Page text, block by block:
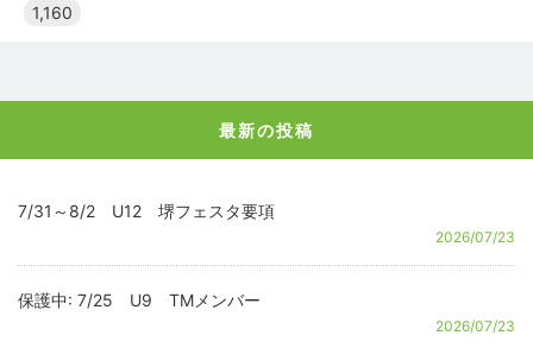
1,160
最新の投稿
7/31～8/2 U12 堺フェスタ要項
2026/07/23
保護中: 7/25 U9 TMメンバー
2026/07/23